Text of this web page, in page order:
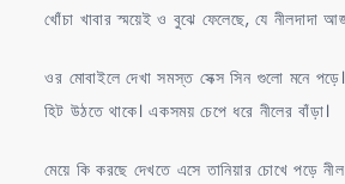
খোঁচা খাবার স্ময়েই ও বুঝে ফেলেছে, যে নীলদাদা
ওর মোবাইলে দেখা সমস্ত সেক্স সিন গুলো মনে
হিট উঠতে থাকে। একসময় চেপে ধরে নীলের বাঁড়া।
মেয়ে কি করছে দেখতে এসে তানিয়ার চোখে পড়ে